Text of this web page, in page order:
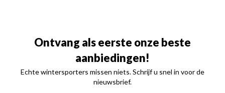
Ontvang als eerste onze beste
aanbiedingen!
Echte wintersporters missen niets. Schrijf u snel in voor de
nieuwsbrief.